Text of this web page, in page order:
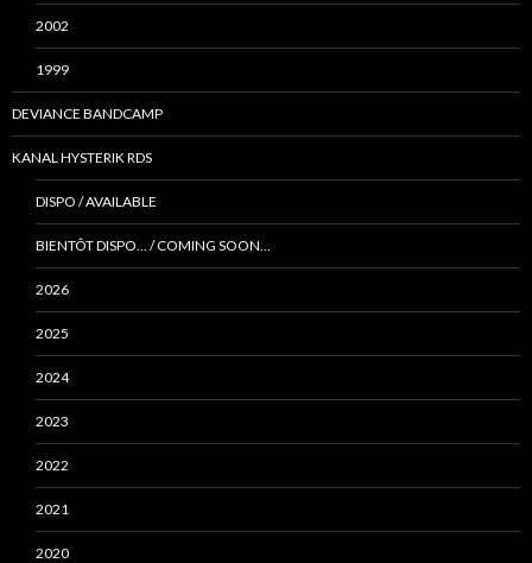
2002
1999
DEVIANCE BANDCAMP
KANAL HYSTERIK RDS
DISPO / AVAILABLE
BIENTÔT DISPO… / COMING SOON…
2026
2025
2024
2023
2022
2021
2020